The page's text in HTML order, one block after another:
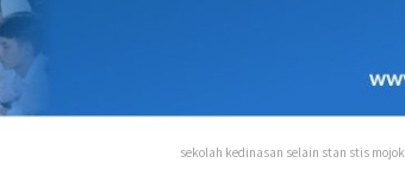
sekolah kedinasan selain stan stis mojok